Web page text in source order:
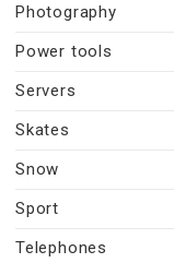
Photography
Power tools
Servers
Skates
Snow
Sport
Telephones